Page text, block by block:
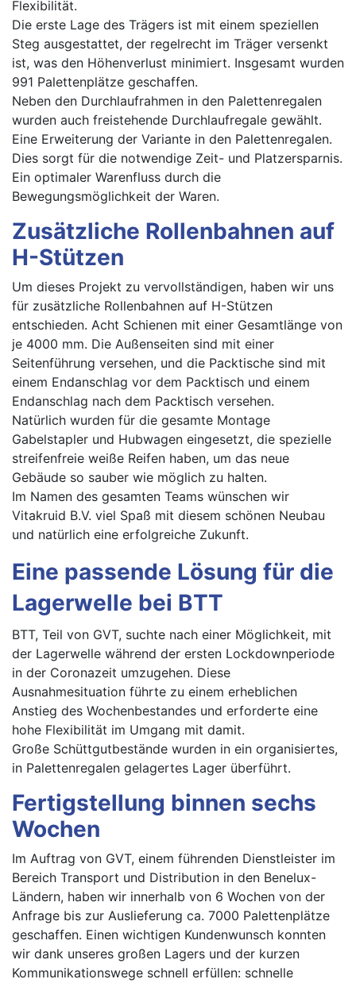
Flexibilität.
Die erste Lage des Trägers ist mit einem speziellen
Steg ausgestattet, der regelrecht im Träger versenkt
ist, was den Höhenverlust minimiert. Insgesamt wurden
991 Palettenplätze geschaffen.
Neben den Durchlaufrahmen in den Palettenregalen
wurden auch freistehende Durchlaufregale gewählt.
Eine Erweiterung der Variante in den Palettenregalen.
Dies sorgt für die notwendige Zeit- und Platzersparnis.
Ein optimaler Warenfluss durch die
Bewegungsmöglichkeit der Waren.
Zusätzliche Rollenbahnen auf
H-Stützen
Um dieses Projekt zu vervollständigen, haben wir uns
für zusätzliche Rollenbahnen auf H-Stützen
entschieden. Acht Schienen mit einer Gesamtlänge von
je 4000 mm. Die Außenseiten sind mit einer
Seitenführung versehen, und die Packtische sind mit
einem Endanschlag vor dem Packtisch und einem
Endanschlag nach dem Packtisch versehen.
Natürlich wurden für die gesamte Montage
Gabelstapler und Hubwagen eingesetzt, die spezielle
streifenfreie weiße Reifen haben, um das neue
Gebäude so sauber wie möglich zu halten.
Im Namen des gesamten Teams wünschen wir
Vitakruid B.V. viel Spaß mit diesem schönen Neubau
und natürlich eine erfolgreiche Zukunft.
Eine passende Lösung für die
Lagerwelle bei BTT
BTT, Teil von GVT, suchte nach einer Möglichkeit, mit
der Lagerwelle während der ersten Lockdownperiode
in der Coronazeit umzugehen. Diese
Ausnahmesituation führte zu einem erheblichen
Anstieg des Wochenbestandes und erforderte eine
hohe Flexibilität im Umgang mit damit.
Große Schüttgutbestände wurden in ein organisiertes,
in Palettenregalen gelagertes Lager überführt.
Fertigstellung binnen sechs
Wochen
Im Auftrag von GVT, einem führenden Dienstleister im
Bereich Transport und Distribution in den Benelux-
Ländern, haben wir innerhalb von 6 Wochen von der
Anfrage bis zur Auslieferung ca. 7000 Palettenplätze
geschaffen. Einen wichtigen Kundenwunsch konnten
wir dank unseres großen Lagers und der kurzen
Kommunikationswege schnell erfüllen: schnelle